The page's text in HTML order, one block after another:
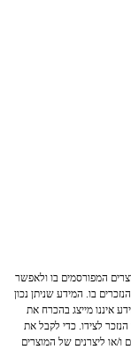
המפורסמים בו ולאפשר
בו. המידע שניתן נכון
איננו מייצג בהכרח את
לצידו. כדי לקבל את
ו/או ליצרנים של המוצרים